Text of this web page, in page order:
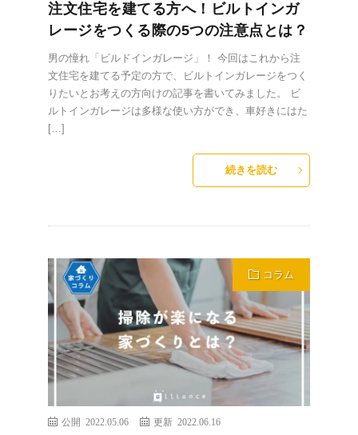
注文住宅を建てる方へ！ビルトインガ
レージをつくる際の5つの注意点とは？
男の憧れ「ビルドインガレージ」！ 今回はこれから注
文住宅を建てる予定の方で、ビルトインガレージをつく
りたいとお考えの方向けの記事を書いてみました。 ビ
ルトインガレージは多様な使い方ができ、車好きにはた
[…]
続きを読む
コラム
公開 2022.05.06 更新 2022.06.16